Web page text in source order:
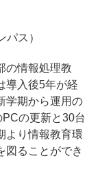
ス）
の情報処理教
導入後5年が経
学期から運用の
の更新と30台
より情報教育環
図ることができ